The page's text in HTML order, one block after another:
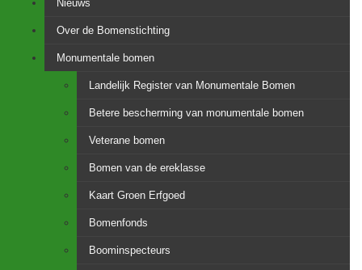
Nieuws
Over de Bomenstichting
Monumentale bomen
Landelijk Register van Monumentale Bomen
Betere bescherming van monumentale bomen
Veterane bomen
Bomen van de ereklasse
Kaart Groen Erfgoed
Bomenfonds
Boominspecteurs